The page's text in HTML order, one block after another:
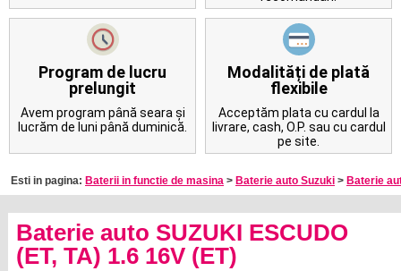
Program de lucru
prelungit
Avem program până seara și
lucrăm de luni până duminică.
Modalități de plată
flexibile
Acceptăm plata cu cardul la
livrare, cash, O.P. sau cu cardul
pe site.
Esti in pagina: Baterii in functie de masina > Baterie auto Suzuki > Baterie
Baterie auto SUZUKI ESCUDO
(ET, TA) 1.6 16V (ET)